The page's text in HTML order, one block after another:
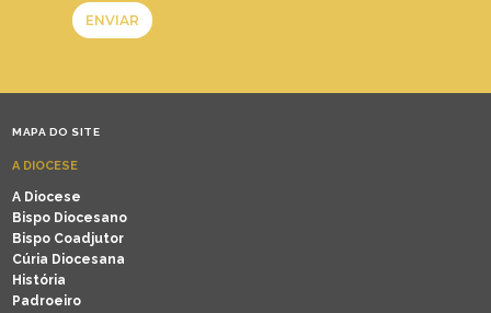
MAPA DO SITE
A DIOCESE
A Diocese
Bispo Diocesano
Bispo Coadjutor
Cúria Diocesana
História
Padroeiro